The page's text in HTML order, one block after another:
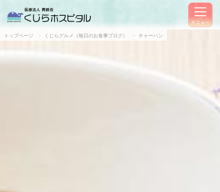
メニュー
トップページ くじらグルメ（毎日のお食事ブログ） チャーハン